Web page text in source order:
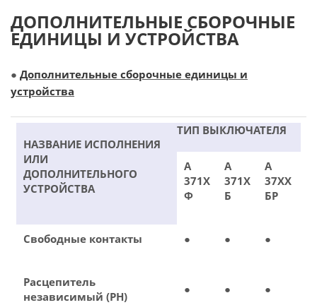
ДОПОЛНИТЕЛЬНЫЕ СБОРОЧНЫЕ
ЕДИНИЦЫ И УСТРОЙСТВА
● Дополнительные сборочные единицы и
устройства
НАЗВАНИЕ ИСПОЛНЕНИЯ
ИЛИ
ДОПОЛНИТЕЛЬНОГО
УСТРОЙСТВА
ТИП ВЫКЛЮЧАТЕЛЯ
А
371Х
Ф
А
371Х
Б
А
37ХХ
БР
Свободные контакты ● ● ●
Расцепитель
независимый (РН)
● ● ●